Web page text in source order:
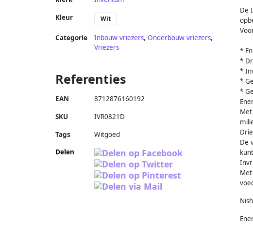
Kleur Wit
Categorie Inbouw vriezers, Onderbouw vriezers,
Vriezers
De
*
*
*
*
*
De
Referenties
EAN 8712876160192
SKU IVR0821D
Tags
Witgoed
Delen